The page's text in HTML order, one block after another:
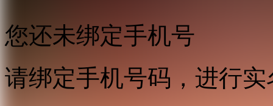
您还未绑定手机号
请绑定手机号码，进行